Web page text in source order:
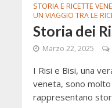
STORIA E RICETTE
UN VIAGGIO TRA LE
Storia dei
Marzo 22, 2025
I Risi e Bisi, una
veneta, sono
rappresentano